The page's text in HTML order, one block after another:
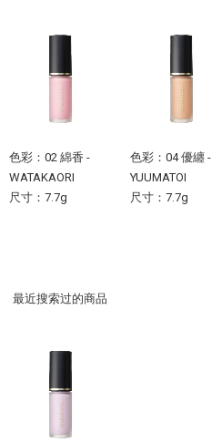
色彩：02 綿香 -
WATAKAORI
尺寸：7.7g
色彩：04 優纏 -
YUUMATOI
尺寸：7.7g
最近搜索过的商品